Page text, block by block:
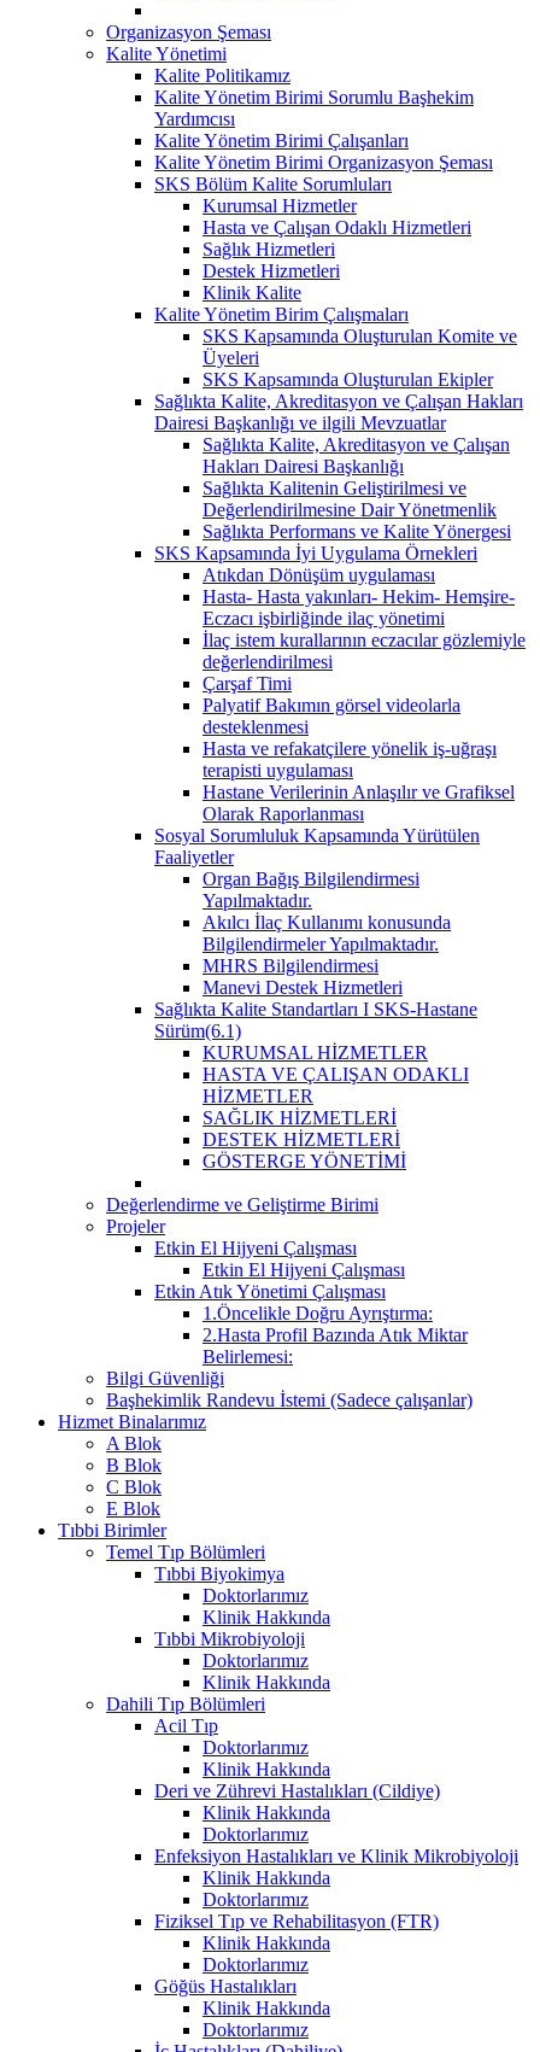
Organizasyon Şeması
Kalite Yönetimi
Kalite Politikamız
Kalite Yönetim Birimi Sorumlu Başhekim
Yardımcısı
Kalite Yönetim Birimi Çalışanları
Kalite Yönetim Birimi Organizasyon Şeması
SKS Bölüm Kalite Sorumluları
Kurumsal Hizmetler
Hasta ve Çalışan Odaklı Hizmetleri
Sağlık Hizmetleri
Destek Hizmetleri
Klinik Kalite
Kalite Yönetim Birim Çalışmaları
SKS Kapsamında Oluşturulan Komite ve
Üyeleri
SKS Kapsamında Oluşturulan Ekipler
Sağlıkta Kalite, Akreditasyon ve Çalışan Hakları
Dairesi Başkanlığı ve ilgili Mevzuatlar
Sağlıkta Kalite, Akreditasyon ve Çalışan
Hakları Dairesi Başkanlığı
Sağlıkta Kalitenin Geliştirilmesi ve
Değerlendirilmesine Dair Yönetmenlik
Sağlıkta Performans ve Kalite Yönergesi
SKS Kapsamında İyi Uygulama Örnekleri
Atıkdan Dönüşüm uygulaması
Hasta- Hasta yakınları- Hekim- Hemşire-
Eczacı işbirliğinde ilaç yönetimi
İlaç istem kurallarının eczacılar gözlemiyle
değerlendirilmesi
Çarşaf Timi
Palyatif Bakımın görsel videolarla
desteklenmesi
Hasta ve refakatçilere yönelik iş-uğraşı
terapisti uygulaması
Hastane Verilerinin Anlaşılır ve Grafiksel
Olarak Raporlanması
Sosyal Sorumluluk Kapsamında Yürütülen
Faaliyetler
Organ Bağış Bilgilendirmesi
Yapılmaktadır.
Akılcı İlaç Kullanımı konusunda
Bilgilendirmeler Yapılmaktadır.
MHRS Bilgilendirmesi
Manevi Destek Hizmetleri
Sağlıkta Kalite Standartları I SKS-Hastane
Sürüm(6.1)
KURUMSAL HİZMETLER
HASTA VE ÇALIŞAN ODAKLI
HİZMETLER
SAĞLIK HİZMETLERİ
DESTEK HİZMETLERİ
GÖSTERGE YÖNETİMİ
Değerlendirme ve Geliştirme Birimi
Projeler
Etkin El Hijyeni Çalışması
Etkin El Hijyeni Çalışması
Etkin Atık Yönetimi Çalışması
1.Öncelikle Doğru Ayrıştırma:
2.Hasta Profil Bazında Atık Miktar
Belirlemesi:
Bilgi Güvenliği
Başhekimlik Randevu İstemi (Sadece çalışanlar)
Hizmet Binalarımız
A Blok
B Blok
C Blok
E Blok
Tıbbi Birimler
Temel Tıp Bölümleri
Tıbbi Biyokimya
Doktorlarımız
Klinik Hakkında
Tıbbi Mikrobiyoloji
Doktorlarımız
Klinik Hakkında
Dahili Tıp Bölümleri
Acil Tıp
Doktorlarımız
Klinik Hakkında
Deri ve Zührevi Hastalıkları (Cildiye)
Klinik Hakkında
Doktorlarımız
Enfeksiyon Hastalıkları ve Klinik Mikrobiyoloji
Klinik Hakkında
Doktorlarımız
Fiziksel Tıp ve Rehabilitasyon (FTR)
Klinik Hakkında
Doktorlarımız
Göğüs Hastalıkları
Klinik Hakkında
Doktorlarımız